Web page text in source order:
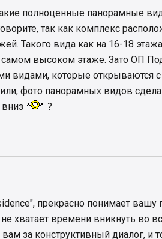
полноценные панорамные
так как комплекс
Такого вида как на 16-18
высоком этаже. Зато ОП
видами, которые открываются с
фото панорамных видов
вниз
?
прекрасно понимает вашу
хватает времени вникнуть во
за конструктивный диалог, и